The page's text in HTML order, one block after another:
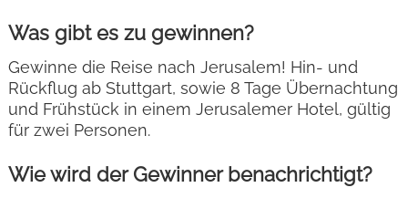
Was gibt es zu gewinnen?
Gewinne die Reise nach Jerusalem! Hin- und
Rückflug ab Stuttgart, sowie 8 Tage Übernachtung
und Frühstück in einem Jerusalemer Hotel, gültig
für zwei Personen.
Wie wird der Gewinner benachrichtigt?